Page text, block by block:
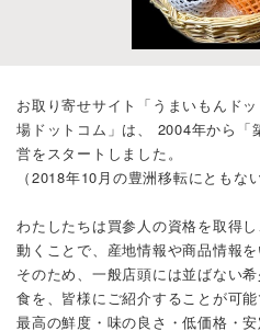
お取り寄せサイト「 うまいもんド
場ドットコム 」は、 2004年から「
営をスタートしました。
（2018年10月の豊洲移転にともな
わたしたちは買参人の資格を取得
動くことで、産地情報や商品情報
そのため、一般店頭には並ばない
食を、皆様にご紹介することが可能
最高の鮮度・味の良さ・低価格・